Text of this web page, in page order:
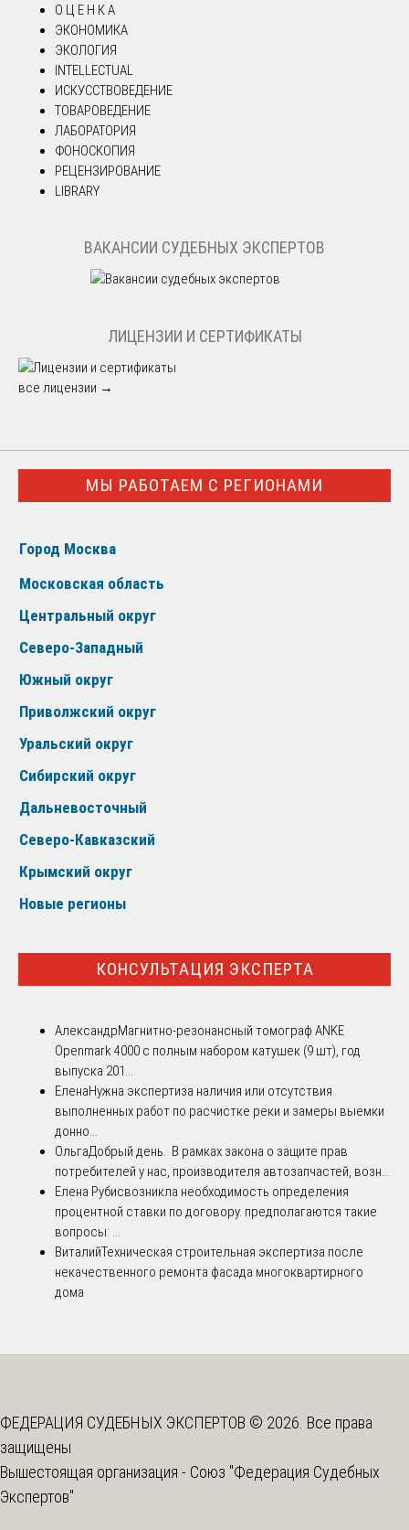
О Ц Е Н К А
ЭКОНОМИКА
ЭКОЛОГИЯ
INTELLECTUAL
ИСКУССТВОВЕДЕНИЕ
ТОВАРОВЕДЕНИЕ
ЛАБОРАТОРИЯ
ФОНОСКОПИЯ
РЕЦЕНЗИРОВАНИЕ
LIBRARY
ВАКАНСИИ СУДЕБНЫХ ЭКСПЕРТОВ
ЛИЦЕНЗИИ И СЕРТИФИКАТЫ
все лицензии →
МЫ РАБОТАЕМ С РЕГИОНАМИ
Город Москва
Московская область
Центральный округ
Северо-Западный
Южный округ
Приволжский округ
Уральский округ
Сибирский округ
Дальневосточный
Северо-Кавказский
Крымский округ
Новые регионы
КОНСУЛЬТАЦИЯ ЭКСПЕРТА
АлександрМагнитно-резонансный томограф ANKE
Openmark 4000 с полным набором катушек (9 шт), год
выпуска 201...
ЕленаНужна экспертиза наличия или отсутствия
выполненных работ по расчистке реки и замеры выемки
донно...
ОльгаДобрый день. В рамках закона о защите прав
потребителей у нас, производителя автозапчастей, возн...
Елена Рубисвозникла необходимость определения
процентной ставки по договору. предполагаются такие
вопросы: ...
ВиталийТехническая строительная экспертиза после
некачественного ремонта фасада многоквартирного
дома
ФЕДЕРАЦИЯ СУДЕБНЫХ ЭКСПЕРТОВ © 2026. Все права
защищены
Вышестоящая организация - Союз "Федерация Судебных
Экспертов"